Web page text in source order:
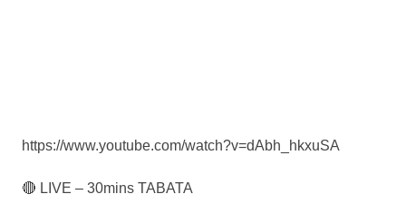
https://www.youtube.com/watch?v=dAbh_hkxuSA
🔴 LIVE – 30mins TABATA